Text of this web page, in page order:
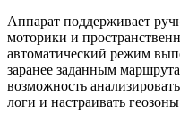
Аппарат поддерживает
моторики и
автоматический режим
заранее заданным
возможность
логи и настраивать